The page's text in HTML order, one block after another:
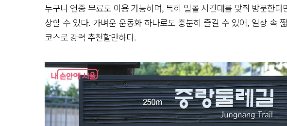
누구나 연중 무료로 이용 가능하며, 특히 일몰 시간대를 맞춰 방문한
상할 수 있다. 가벼운 운동화 하나로도 충분히 즐길 수 있어, 일상 속
코스로 강력 추천할만하다.